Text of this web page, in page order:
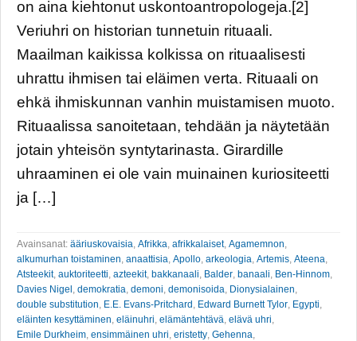
on aina kiehtonut uskontoantropologeja.[2]
Veriuhri on historian tunnetuin rituaali.
Maailman kaikissa kolkissa on rituaalisesti
uhrattu ihmisen tai eläimen verta. Rituaali on
ehkä ihmiskunnan vanhin muistamisen muoto.
Rituaalissa sanoitetaan, tehdään ja näytetään
jotain yhteisön syntytarinasta. Girardille
uhraaminen ei ole vain muinainen kuriositeetti
ja […]
Avainsanat: ääriuskovaisia, Afrikka, afrikkalaiset, Agamemnon,
alkumurhan toistaminen, anaattisia, Apollo, arkeologia, Artemis, Ateena,
Atsteekit, auktoriteetti, azteekit, bakkanaali, Balder, banaali, Ben-Hinnom,
Davies Nigel , demokratia, demoni, demonisoida, Dionysialainen,
double substitution, E.E. Evans-Pritchard , Edward Burnett Tylor, Egypti,
eläinten kesyttäminen, eläinuhri, elämäntehtävä, elävä uhri,
Emile Durkheim, ensimmäinen uhri, eristetty, Gehenna,